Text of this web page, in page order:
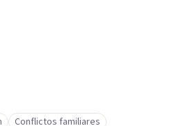
Conflictos familiares